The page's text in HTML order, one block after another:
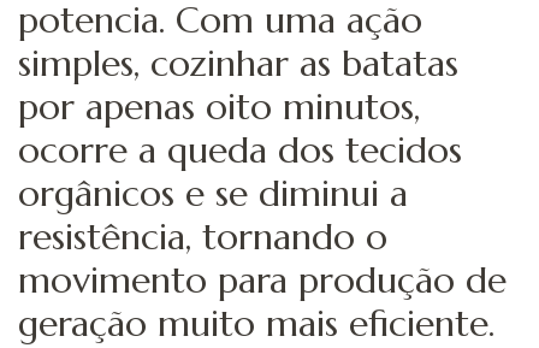
potencia. Com uma ação
simples, cozinhar as batatas
por apenas oito minutos,
ocorre a queda dos tecidos
orgânicos e se diminui a
resistência, tornando o
movimento para produção de
geração muito mais eficiente.